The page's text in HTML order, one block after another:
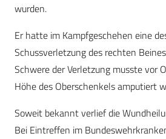
wurden.
Er hatte im Kampfgeschehen eine
Schussverletzung des rechten
Schwere der Verletzung musste vor
Höhe des Oberschenkels amputiert
Soweit bekannt verlief die
Bei Eintreffen im